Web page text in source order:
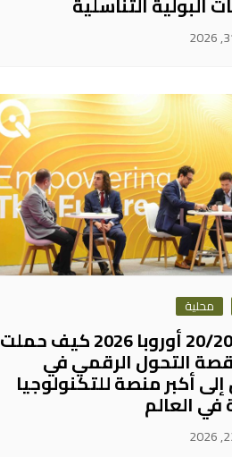
محلية
موني 20/20 أوروبا 2026 كيف حملت
التحول الرقمي في
إلى أكبر منصة للتكنولوجيا
في العالم